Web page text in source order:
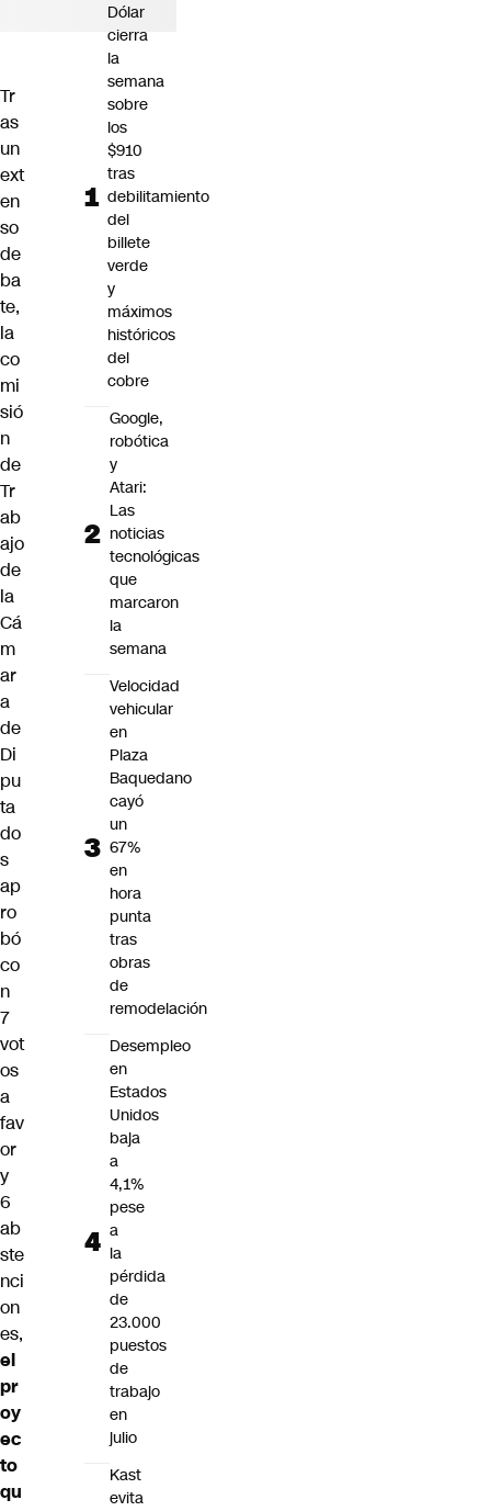
Tr
as
un
ext
en
so
de
ba
te,
la
co
mi
sió
n
de
Tr
ab
ajo
de
la
Cá
m
ar
a
de
Di
pu
ta
do
s
ap
ro
bó
co
n
7
vot
os
a
fav
or
y
6
ab
ste
nci
on
es,
el
pr
oy
ec
to
qu
Dólar
cierra
la
semana
sobre
los
$910
tras
debilitamiento
del
billete
verde
y
máximos
históricos
del
cobre
Google,
robótica
y
Atari:
Las
noticias
tecnológicas
que
marcaron
la
semana
Velocidad
vehicular
en
Plaza
Baquedano
cayó
un
67%
en
hora
punta
tras
obras
de
remodelación
Desempleo
en
Estados
Unidos
baja
a
4,1%
pese
a
la
pérdida
de
23.000
puestos
de
trabajo
en
julio
Kast
evita